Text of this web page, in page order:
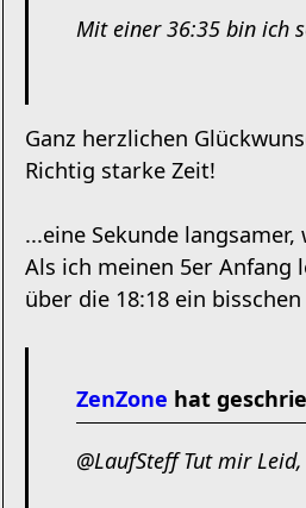
Mit einer 36:35 bin ich
Ganz herzlichen
Richtig starke Zeit!
...eine Sekunde
Als ich meinen 5er Anfang
über die 18:18 ein
ZenZone hat
@LaufSteff Tut mir